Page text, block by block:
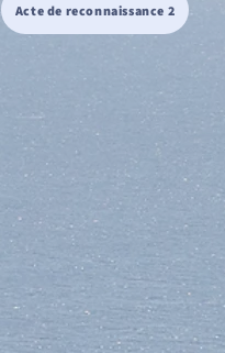
Acte de reconnaissance 2